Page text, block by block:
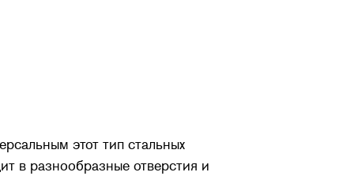
этот тип стальных
в разнообразные отверстия и